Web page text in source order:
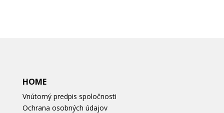
HOME
Vnútorný predpis spoločnosti
Ochrana osobných údajov